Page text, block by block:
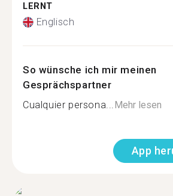
LERNT
Englisch
So wünsche ich mir meinen
Gesprächspartner
Cualquier persona...Mehr lesen
App